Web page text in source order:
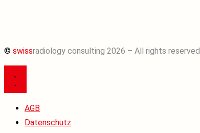
© swissradiology consulting 2026 – All rights reserved.
AGB
Datenschutz